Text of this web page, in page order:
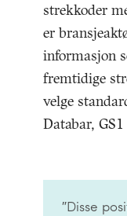
strekkoder
er
informasjon
fremtidige
velge
Databar,
″Disse